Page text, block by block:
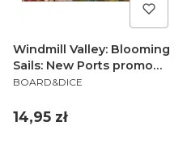
Windmill Valley: Blooming
Sails: New Ports promo
ENG
PRODUCENT
BOARD&DICE
Cena
14,95 zł